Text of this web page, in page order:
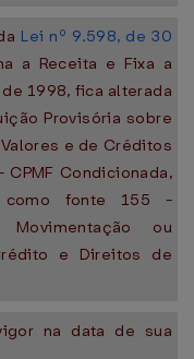
Lei nº 9.598, de 30
a Receita e Fixa a
1998, fica alterada
Provisória sobre
e de Créditos
Condicionada,
como fonte 155 -
ou
e Direitos de
na data de sua